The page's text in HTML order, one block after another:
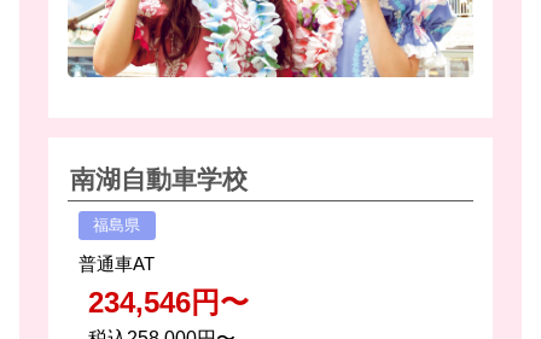
南湖自動車学校
福島県
普通車AT
234,546円〜